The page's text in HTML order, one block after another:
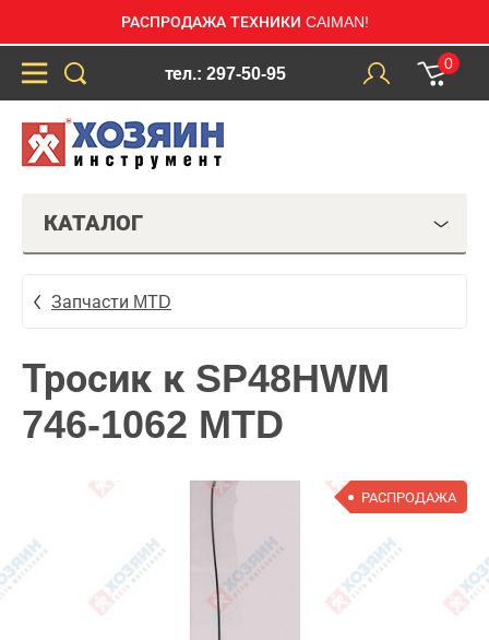
РАСПРОДАЖА ТЕХНИКИ CAIMAN!
тел.: 297-50-95
0
КАТАЛОГ
Запчасти MTD
Тросик к SP48HWM
746-1062 MTD
РАСПРОДАЖА